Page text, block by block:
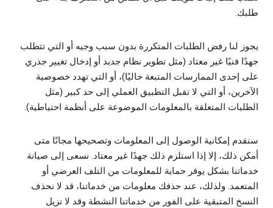
طلبك.
يجوز لنا رفض الطلبات المتكررة بدون سبب وجيه أو التي تتطلب
جهدًا فنيًا غير معتاد (مثل تطوير نظام جديد أو إدخال تغيير جذري
على إحدى الممارسات المتبعة حاليًا)، أو التي تهدد خصوصية
الآخرين، أو التي لا تقبل التطبيق العملي إلى حد كبير (مثل
الطلبات المتعلقة بالمعلومات الموضوعة على أنظمة احتياطية).
سنقدم إمكانية الوصول إلى المعلومات وتصحيحها مجانًا متى
أمكن ذلك، إلا إذا استلزم ذلك جهدًا غير معتاد. نسعى إلى صيانة
خدماتنا بشكل يوفر حماية للمعلومات من التلف العرضي أو
المتعمد. ولذلك، عند حذفك معلومات من خدماتنا، قد لا نحذف
النسخ المتبقية على الفور من خدماتنا النشطة وقد لا نزيل